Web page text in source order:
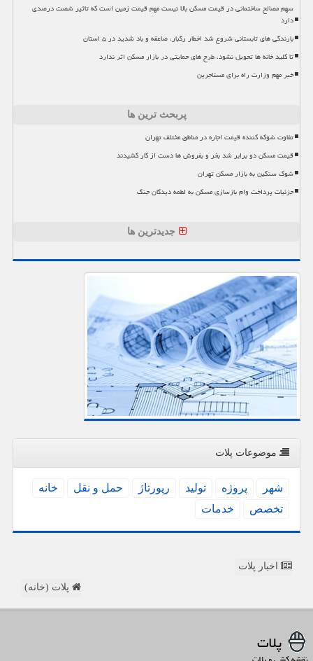
سهم مصالح ساختمانی در قیمت مسکن بالا نیست مهم قیمت زمین است که تاثیر شصت درصدی
دارد
بارندگی های تابستانی شروع شد اخطار رگبار، صاعقه و باد شدید در ۵ استان
تا کلید خانه ها تحویل نشود، طرح های حمایتی در بازار مسکن اثر ندارد
خبر مهم وزارت راه برای مستاجرین
پربحث ترین ها
تفاوت شوکه کننده قیمت اجاره در مناطق مختلف تهران
قیمت مسکن دو برابر شد بخر و بفروش ها دست از کار کشیدند
شوک سنگین به بازار مسکن تهران
جزئیات پرداخت وام بازسازی مسکن به لطمه دیدگان جنگ
جدیدترین ها
موضوعات پلات
شهر پروژه تولید رپورتاژ حمل و نقل
خانه
تخصص
خدمات
اخبار پلات
پلات (خانه)
پلات